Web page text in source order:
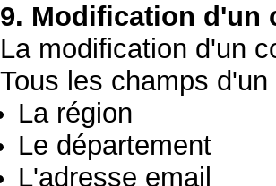
9. Modification d'un
La modification d'un
Tous les champs
La région
Le département
L'adresse email